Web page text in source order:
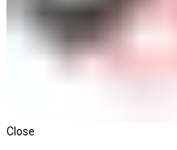
Close